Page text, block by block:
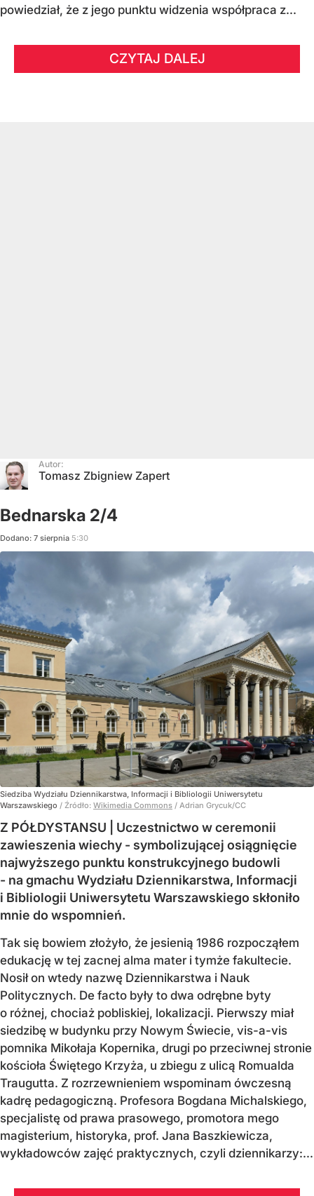
powiedział, że z jego punktu widzenia współpraca z...
CZYTAJ DALEJ
Autor:
Tomasz Zbigniew Zapert
Bednarska 2/4
Dodano: 7 sierpnia 5:30
Siedziba Wydziału Dziennikarstwa, Informacji i Bibliologii Uniwersytetu
Warszawskiego / Źródło: Wikimedia Commons / Adrian Grycuk/CC
Z PÓŁDYSTANSU | Uczestnictwo w ceremonii
zawieszenia wiechy - symbolizującej osiągnięcie
najwyższego punktu konstrukcyjnego budowli
- na gmachu Wydziału Dziennikarstwa, Informacji
i Bibliologii Uniwersytetu Warszawskiego skłoniło
mnie do wspomnień.
Tak się bowiem złożyło, że jesienią 1986 rozpocząłem
edukację w tej zacnej alma mater i tymże fakultecie.
Nosił on wtedy nazwę Dziennikarstwa i Nauk
Politycznych. De facto były to dwa odrębne byty
o różnej, chociaż pobliskiej, lokalizacji. Pierwszy miał
siedzibę w budynku przy Nowym Świecie, vis-a-vis
pomnika Mikołaja Kopernika, drugi po przeciwnej stronie
kościoła Świętego Krzyża, u zbiegu z ulicą Romualda
Traugutta. Z rozrzewnieniem wspominam ówczesną
kadrę pedagogiczną. Profesora Bogdana Michalskiego,
specjalistę od prawa prasowego, promotora mego
magisterium, historyka, prof. Jana Baszkiewicza,
wykładowców zajęć praktycznych, czyli dziennikarzy:...